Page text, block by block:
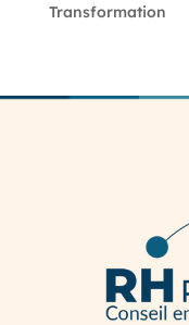
Transformation